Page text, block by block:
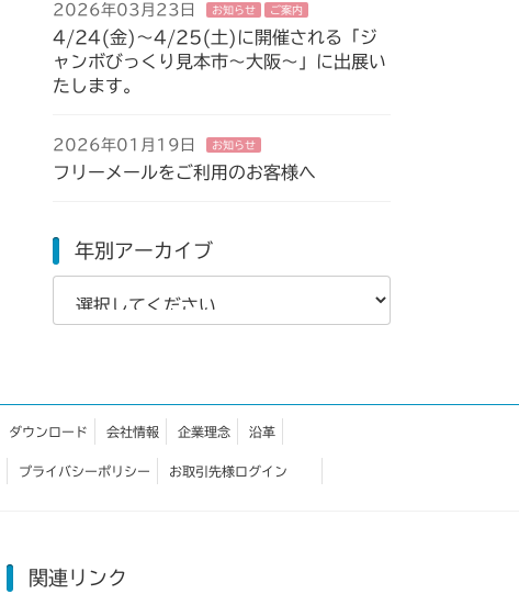
2026年03月23日 お知らせ ご案内
4/24(金)～4/25(土)に開催される「ジ
ャンボびっくり見本市～大阪～」に出展い
たします。
2026年01月19日 お知らせ
フリーメールをご利用のお客様へ
年別アーカイブ
ダウンロード 会社情報 企業理念 沿革
プライバシーポリシー お取引先様ログイン
関連リンク